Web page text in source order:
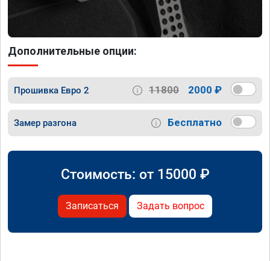
Дополнительные опции:
Прошивка Евро 2 11800 2000 ₽
Замер разгона Бесплатно
Стоимость: от 15000 ₽
Записаться Задать вопрос